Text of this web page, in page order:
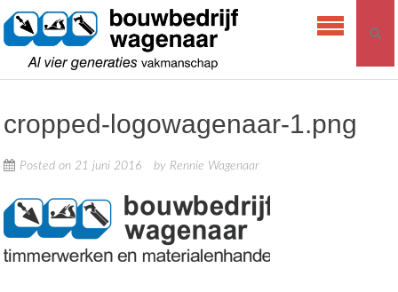
Skip
content
Bouwbedrijf
cropped-logowagenaar-1.png
Posted on21 juni 2016 by Rennie Wagenaar